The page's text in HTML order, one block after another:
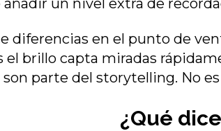
añadir un nivel extra de
diferencias en el punto de
el brillo capta miradas
son parte del storytelling. No
¿Qué